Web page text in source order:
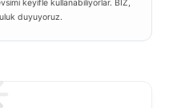
keyifle kullanabiliyorlar. BİZ,
duyuyoruz.